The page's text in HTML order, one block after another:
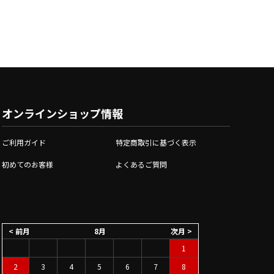
オンラインショップ情報
ご利用ガイド 特定商取引に基づく表示
初めてのお客様 よくあるご質問
8月
< 前月
次月 >
1
2
3 4 5 6 7 8